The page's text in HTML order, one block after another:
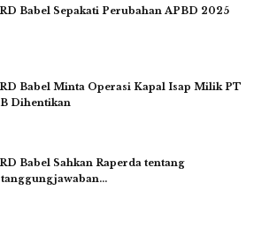
Babel Sepakati Perubahan APBD 2025
Babel Minta Operasi Kapal Isap Milik PT
Dihentikan
Babel Sahkan Raperda tentang